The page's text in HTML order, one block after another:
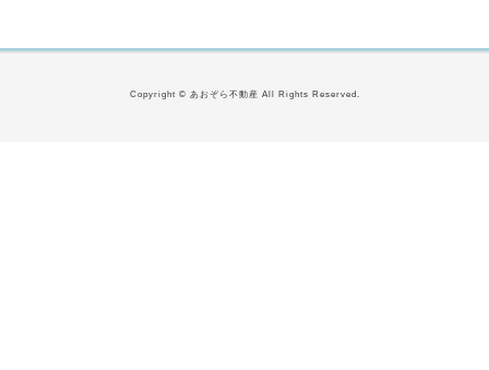
Copyright © あおぞら不動産 All Rights Reserved.